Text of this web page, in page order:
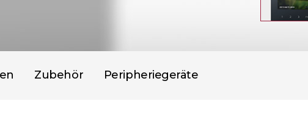
Zubehör Peripheriegeräte